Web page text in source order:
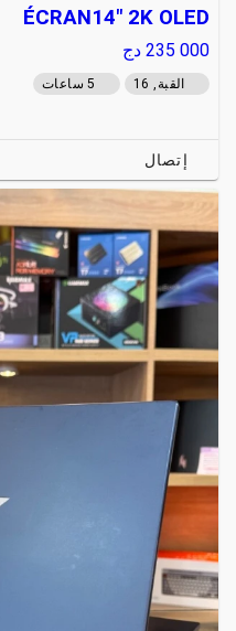
ÉCRAN14" 2K OLED
235 000 دج
القبة, 16 5 ساعات
إتصال